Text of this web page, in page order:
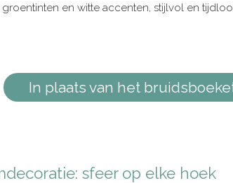
groentinten en witte accenten, stijlvol en
In plaats van het
sfeer op elke hoek